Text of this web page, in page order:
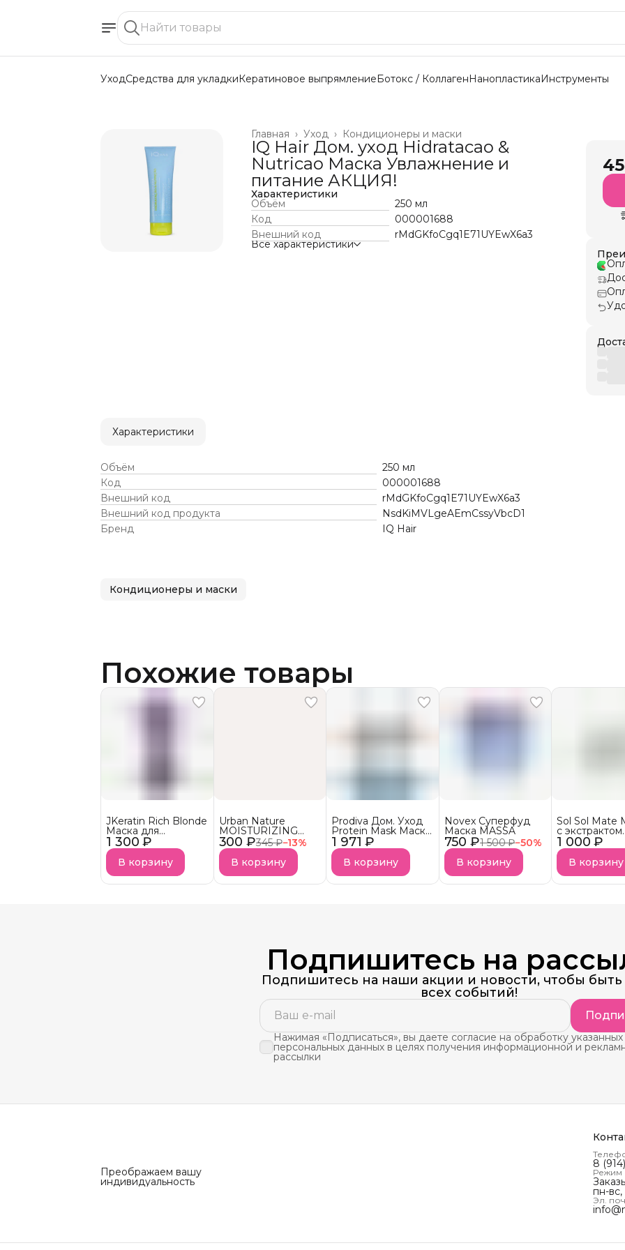
УходСредства для укладкиКератиновое выпрямлениеБотокс / КоллагенНанопластикаИнструменты
Кондиционеры и маски
Уход ›
Главная ›
IQ Hair Дом. уход Hidratacao &
Nutricao Маска Увлажнение и
питание АКЦИЯ!
Характеристики
Объём
250 мл
Код
000001688
Внешний код
rMdGKfoCgq1E71UYEwX6a3
Все характеристики
Характеристики
Объём
250 мл
Код
000001688
Внешний код
rMdGKfoCgq1E71UYEwX6a3
Внешний код продукта
NsdKiMVLgeAEmCssyVbcD1
Бренд
IQ Hair
Кондиционеры и маски
Похожие товары
1 300 ₽
JKeratin Rich Blonde
Маска для
осветленных волос
Уход &
нейтрализация
желтизны СКОРО В
НАЛИЧИИ!
В корзину
300 ₽345 ₽−13%
Urban Nature
MOISTURIZING
Кондиционер
Увлажняющий
АКЦИЯ!
В корзину
1 971 ₽
Prodiva Дом. Уход
Protein Mask Маска
протеиновой
реконструкции для
сухих волос
В корзину
750 ₽1 500 ₽−50%
Novex Суперфуд
Маска MASSA
В корзину
1 000 ₽
Sol Sol Mate
с экстрактом
листьев
В корзину
Подпишитесь на
Подпишитесь на наши акции и новости, чтобы быть
всех событий!
Нажимая «Подписаться», вы даете согласие на обработку указанных
персональных данных в целях получения информационной и
рассылки
Преображаем вашу
индивидуальность
8
Режим
пн-
Эл.